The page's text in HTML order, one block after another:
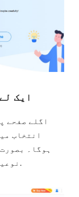
ایک
اگلے صفحے
انتخاب
ہوگا۔
.